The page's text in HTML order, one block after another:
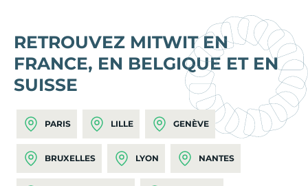
RETROUVEZ MITWIT EN
FRANCE, EN BELGIQUE ET EN
SUISSE
PARIS LILLE GENÈVE
BRUXELLES LYON NANTES